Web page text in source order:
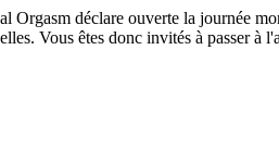
Orgasm déclare ouverte la journée
Vous êtes donc invités à passer à